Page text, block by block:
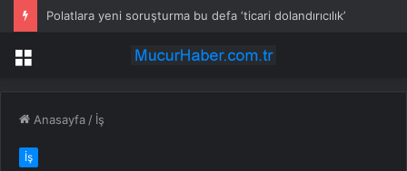
Polatlara yeni soruşturma bu defa ‘ticari dolandırıcılık’
Menü
Anasayfa / İş
İş